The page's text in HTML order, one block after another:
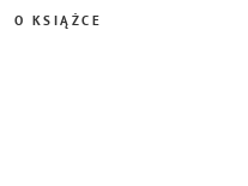
O KSIĄŻCE